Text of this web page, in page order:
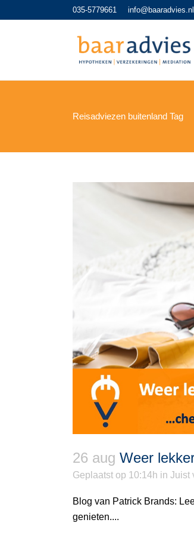
035-5779661 info@baaradvies.nl
Reisadviezen buitenland Tag
26 aug Weer
Geplaatst op 10:14h in Juist
Blog van Patrick Brands:
genieten....